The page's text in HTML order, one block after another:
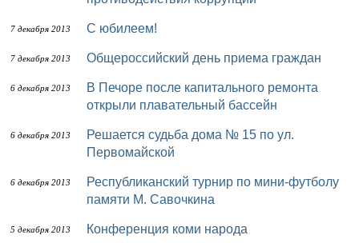
7 декабря 2013 С юбилеем!
7 декабря 2013 Общероссийский день приема граждан
6 декабря 2013
В Печоре после капитального ремонта
открыли плавательный бассейн
6 декабря 2013
Решается судьба дома № 15 по ул.
Первомайской
6 декабря 2013
Республиканский турнир по мини-футболу
памяти М. Савочкина
5 декабря 2013 Конференция коми народа